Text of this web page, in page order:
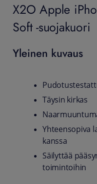
X2O Apple
Soft -suojakuori
Yleinen kuvaus
Täysin kirkas
Yhteensopiva
kanssa
Säilyttää
toimintoihin